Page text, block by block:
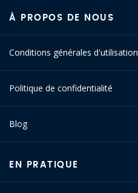
À PROPOS DE NOUS
Conditions générales d'utilisation
Politique de confidentialité
Blog
EN PRATIQUE